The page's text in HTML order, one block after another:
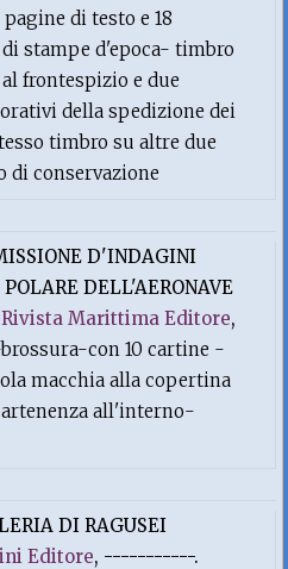
di testo e 18
stampe d'epoca- timbro
frontespizio e due
della spedizione dei
timbro su altre due
conservazione
D'INDAGINI
DELL'AERONAVE
Rivista Marittima Editore,
con 10 cartine -
macchia alla copertina
all'interno-
DI RAGUSEI
Editore, -----------.